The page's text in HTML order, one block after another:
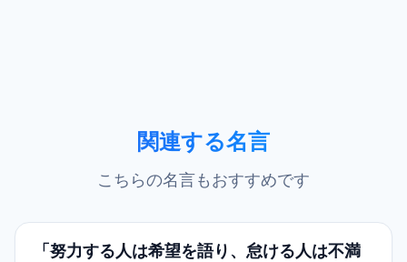
関連する名言
こちらの名言もおすすめです
「努力する人は希望を語り、怠ける人は不満